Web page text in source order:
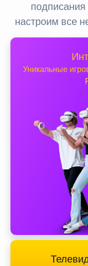
подписания
настроим все
Уникальные